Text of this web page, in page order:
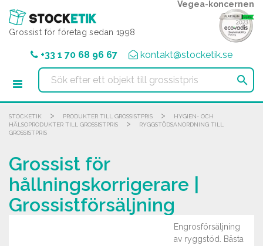
Grossist för företag sedan 1998
Vegea-koncernen
+33 1 70 68 96 67 kontakt@stocketik.se

STOCKETIK > PRODUKTER TILL GROSSISTPRIS >
HYGIEN- OCH
HÄLSOPRODUKTER TILL GROSSISTPRIS
>
RYGGSTÖDSANORDNING TILL
GROSSISTPRIS
Grossist för
hållningskorrigerare |
Grossistförsäljning
Engrosförsäljning
av ryggstöd. Bästa